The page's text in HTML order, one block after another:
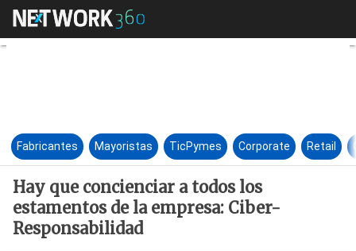
Hay que concienciar a todos
Fabricantes Mayoristas TicPymes Corporate Retail
Hay que concienciar a todos los
estamentos de la empresa: Ciber-
Responsabilidad